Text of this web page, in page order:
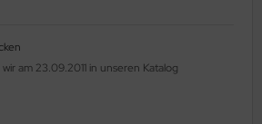
am 23.09.2011 in unseren Katalog